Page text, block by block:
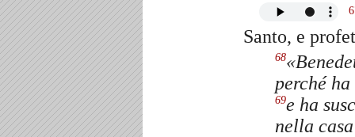
Santo, e
68
perché
69e ha
nella